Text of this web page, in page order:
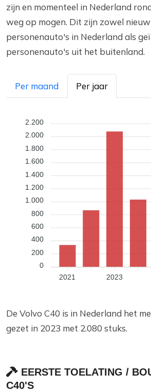
zijn en momenteel in Nederland
weg op mogen. Dit zijn zowel
personenauto's in Nederland als
personenauto's uit het buitenland.
Per maand Per jaar
2.200
2.000
1.800
1.600
1.400
1.200
1.000
800
600
400
200
0
2021
2023
De Volvo C40 is in Nederland het
gezet in 2023 met 2.080 stuks.
EERSTE TOELATING /
C40'S